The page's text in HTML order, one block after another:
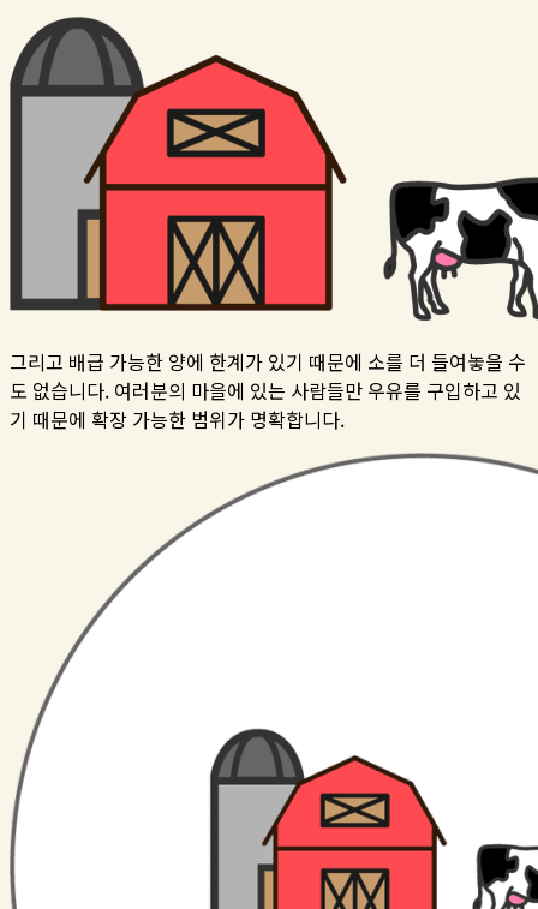
그리고 배급 가능한 양에 한계가 있기 때문에 소를 더 들여놓을 수
도 없습니다. 여러분의 마을에 있는 사람들만 우유를 구입하고 있
기 때문에 확장 가능한 범위가 명확합니다.